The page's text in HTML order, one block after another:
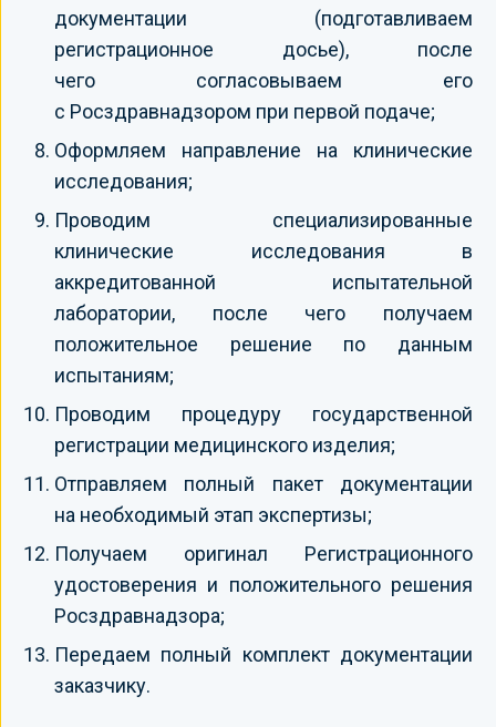
документации (подготавливаем
регистрационное досье), после
чего согласовываем его
с Росздравнадзором при первой подаче;
Оформляем направление на клинические
исследования;
Проводим специализированные
клинические исследования в
аккредитованной испытательной
лаборатории, после чего получаем
положительное решение по данным
испытаниям;
Проводим процедуру государственной
регистрации медицинского изделия;
Отправляем полный пакет документации
на необходимый этап экспертизы;
Получаем оригинал Регистрационного
удостоверения и положительного решения
Росздравнадзора;
Передаем полный комплект документации
заказчику.